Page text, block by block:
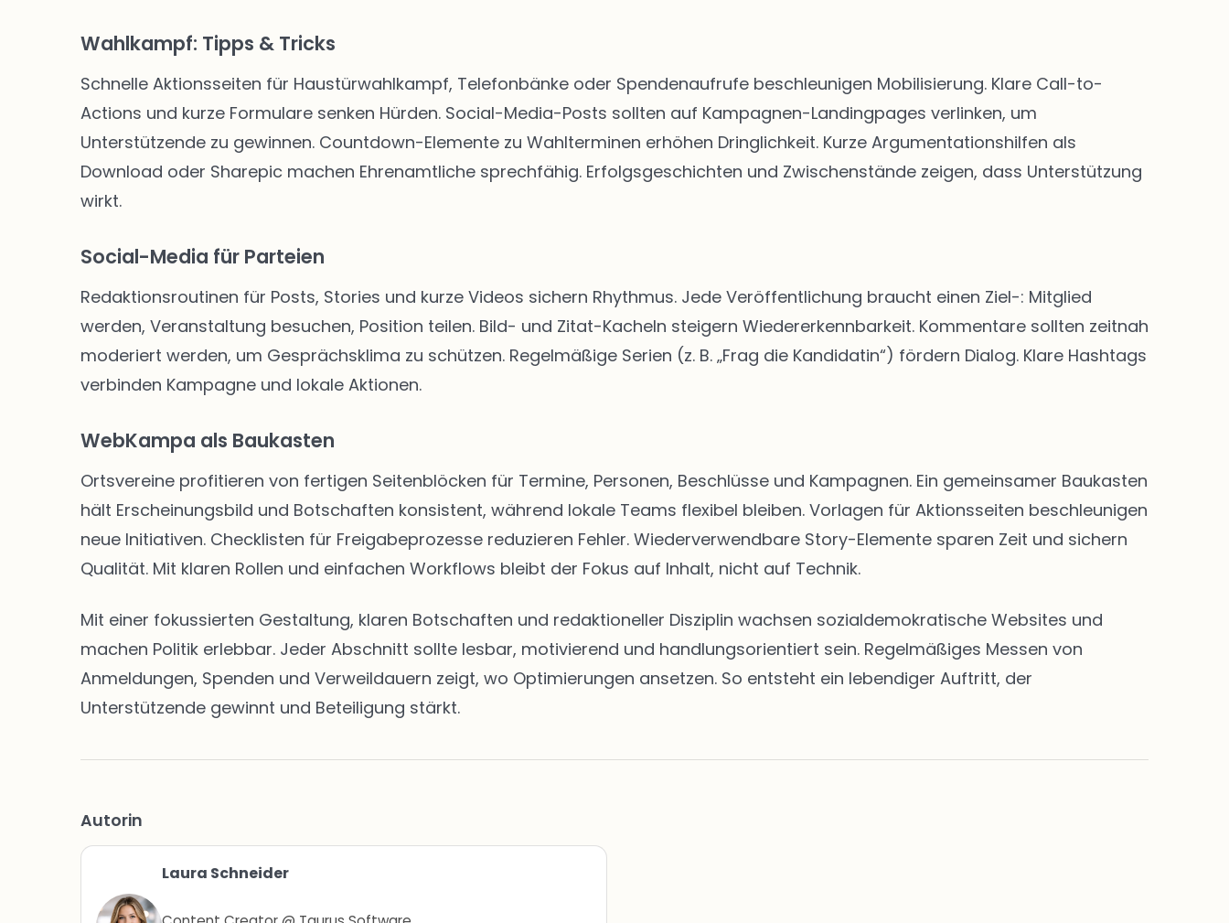
Wahlkampf: Tipps & Tricks
Schnelle Aktionsseiten für Haustürwahlkampf, Telefonbänke oder Spendenaufrufe beschleunigen Mobilisierung. Klare Call-to-
Actions und kurze Formulare senken Hürden. Social-Media-Posts sollten auf Kampagnen-Landingpages verlinken, um
Unterstützende zu gewinnen. Countdown-Elemente zu Wahlterminen erhöhen Dringlichkeit. Kurze Argumentationshilfen als
Download oder Sharepic machen Ehrenamtliche sprechfähig. Erfolgsgeschichten und Zwischenstände zeigen, dass Unterstützung
wirkt.
Social-Media für Parteien
Redaktionsroutinen für Posts, Stories und kurze Videos sichern Rhythmus. Jede Veröffentlichung braucht einen Ziel-: Mitglied
werden, Veranstaltung besuchen, Position teilen. Bild- und Zitat-Kacheln steigern Wiedererkennbarkeit. Kommentare sollten zeitnah
moderiert werden, um Gesprächsklima zu schützen. Regelmäßige Serien (z. B. „Frag die Kandidatin“) fördern Dialog. Klare Hashtags
verbinden Kampagne und lokale Aktionen.
WebKampa als Baukasten
Ortsvereine profitieren von fertigen Seitenblöcken für Termine, Personen, Beschlüsse und Kampagnen. Ein gemeinsamer Baukasten
hält Erscheinungsbild und Botschaften konsistent, während lokale Teams flexibel bleiben. Vorlagen für Aktionsseiten beschleunigen
neue Initiativen. Checklisten für Freigabeprozesse reduzieren Fehler. Wiederverwendbare Story-Elemente sparen Zeit und sichern
Qualität. Mit klaren Rollen und einfachen Workflows bleibt der Fokus auf Inhalt, nicht auf Technik.
Mit einer fokussierten Gestaltung, klaren Botschaften und redaktioneller Disziplin wachsen sozialdemokratische Websites und
machen Politik erlebbar. Jeder Abschnitt sollte lesbar, motivierend und handlungsorientiert sein. Regelmäßiges Messen von
Anmeldungen, Spenden und Verweildauern zeigt, wo Optimierungen ansetzen. So entsteht ein lebendiger Auftritt, der
Unterstützende gewinnt und Beteiligung stärkt.
Autorin
Laura Schneider